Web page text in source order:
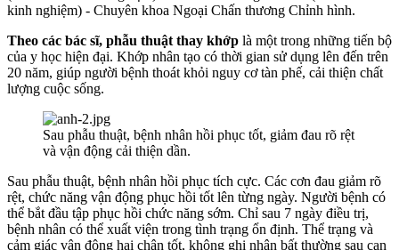
kinh nghiệm) - Chuyên khoa Ngoại Chấn thương Chỉnh hình.
Theo các bác sĩ, phẫu thuật thay khớp là một trong những tiến bộ
của y học hiện đại. Khớp nhân tạo có thời gian sử dụng lên đến trên
20 năm, giúp người bệnh thoát khỏi nguy cơ tàn phế, cải thiện chất
lượng cuộc sống.
Sau phẫu thuật, bệnh nhân hồi phục tốt, giảm đau rõ rệt
và vận động cải thiện dần.
Sau phẫu thuật, bệnh nhân hồi phục tích cực. Các cơn đau giảm rõ
rệt, chức năng vận động phục hồi tốt lên từng ngày. Người bệnh có
thể bắt đầu tập phục hồi chức năng sớm. Chỉ sau 7 ngày điều trị,
bệnh nhân có thể xuất viện trong tình trạng ổn định. Thể trạng và
cảm giác vận động hai chân tốt, không ghi nhận bất thường sau can